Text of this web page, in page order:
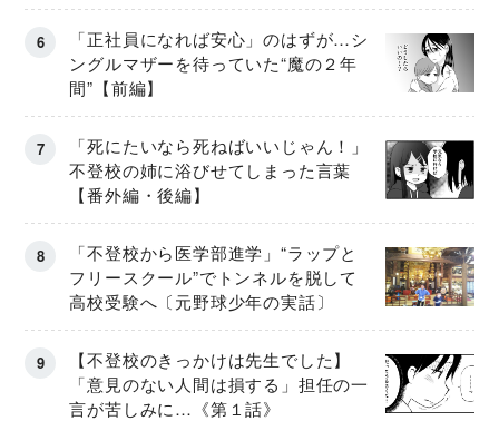
「正社員になれば安心」のはずが…シ
ングルマザーを待っていた“魔の２年
間”【前編】
「死にたいなら死ねばいいじゃん！」
不登校の姉に浴びせてしまった言葉
【番外編・後編】
「不登校から医学部進学」“ラップと
フリースクール”でトンネルを脱して
高校受験へ〔元野球少年の実話〕
【不登校のきっかけは先生でした】
「意見のない人間は損する」担任の一
言が苦しみに…《第１話》